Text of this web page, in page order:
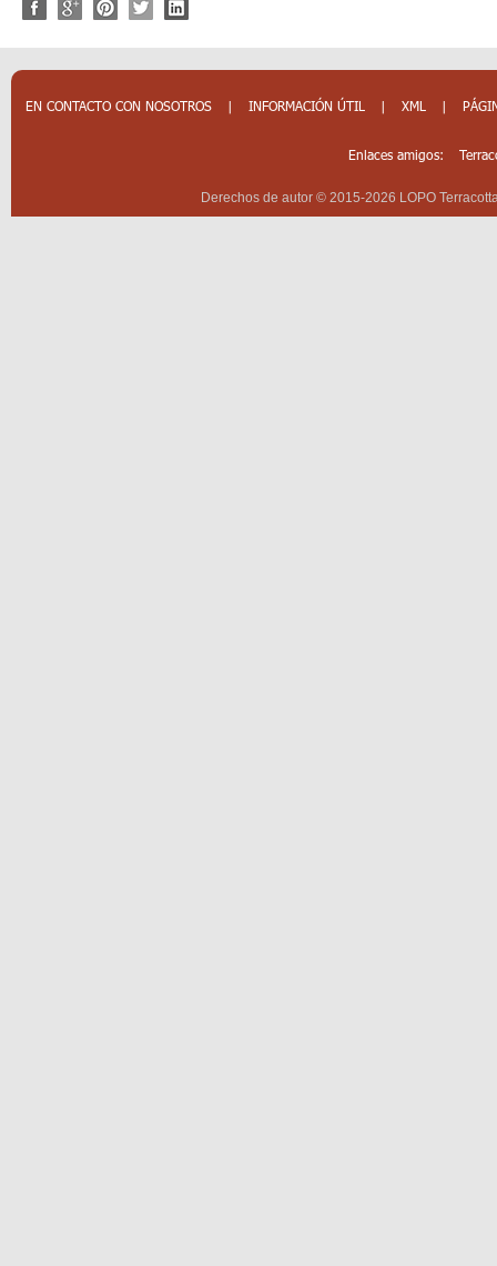
EN CONTACTO CON NOSOTROS | INFORMACIÓN ÚTIL | XML |
Enlaces amigos:
Derechos de autor © 2015-2026 LOPO